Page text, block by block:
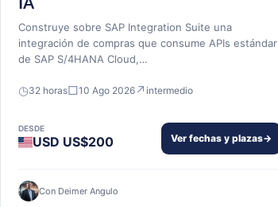
Construye sobre SAP Integration Suite una
integración de compras que consume APIs estándar
de SAP S/4HANA Cloud,…
◷32 horas□10 Ago 2026 ↗ intermedio
DESDE
USD US$200 Ver fechas y plazas→
Con Deimer Angulo